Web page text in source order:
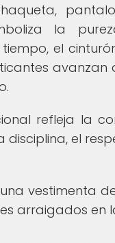
la
el
avanzan
refleja la
el
vestimenta
arraigados en